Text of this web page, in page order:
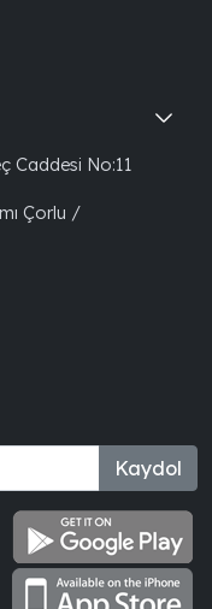
Caddesi No:11
Çorlu /
Kaydol